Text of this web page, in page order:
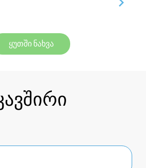
ყუთში ნახვა